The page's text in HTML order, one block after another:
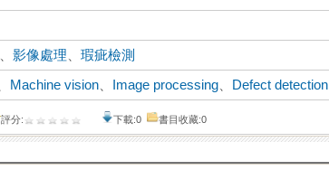
、影像處理 、瑕疵檢測
Machine vision Image processing
Defect detection
評分: 下載:0 書目收藏:0